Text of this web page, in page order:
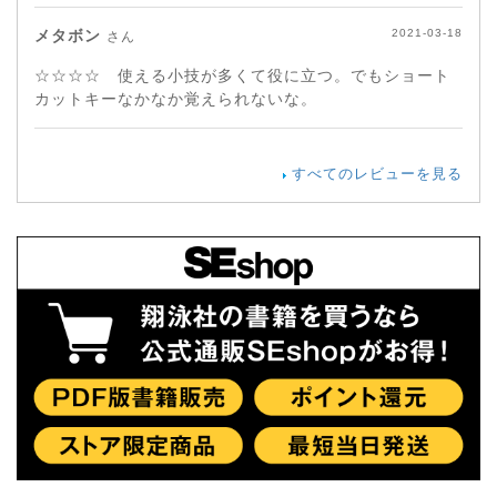
メタボン さん 2021-03-18
☆☆☆☆ 使える小技が多くて役に立つ。でもショート
カットキーなかなか覚えられないな。
すべてのレビューを見る